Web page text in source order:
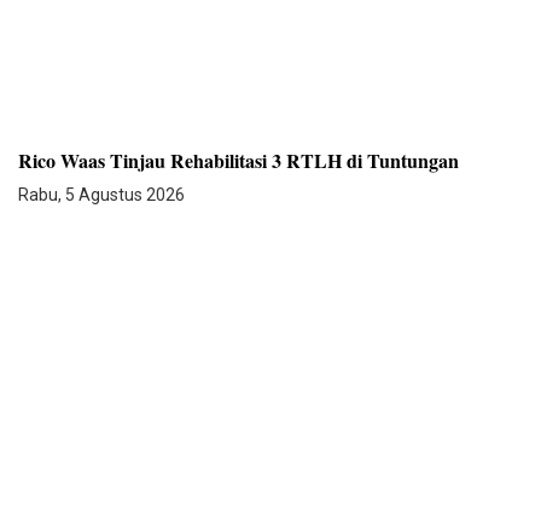
Rico Waas Tinjau Rehabilitasi 3 RTLH di Tuntungan
Rabu, 5 Agustus 2026